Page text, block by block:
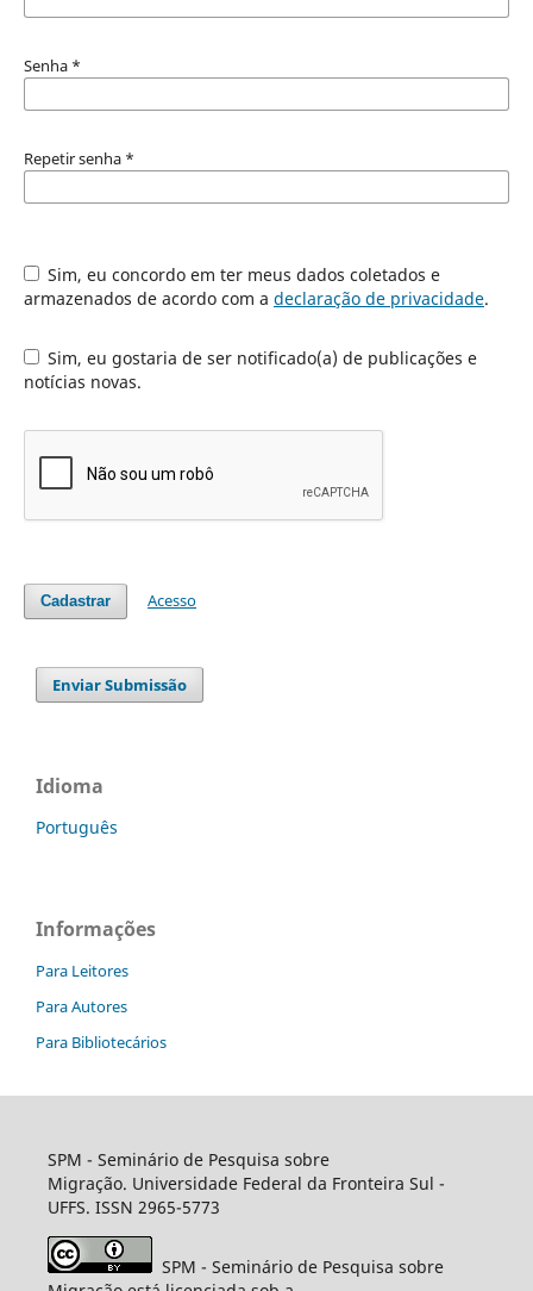
Senha *
Repetir senha *
Sim, eu concordo em ter meus dados coletados e
armazenados de acordo com a declaração de privacidade.
Sim, eu gostaria de ser notificado(a) de publicações e
notícias novas.
Cadastrar Acesso
Enviar Submissão
Idioma
Português
Informações
Para Leitores
Para Autores
Para Bibliotecários
SPM - Seminário de Pesquisa sobre
Migração. Universidade Federal da Fronteira Sul -
UFFS. ISSN 2965-5773
SPM - Seminário de Pesquisa sobre